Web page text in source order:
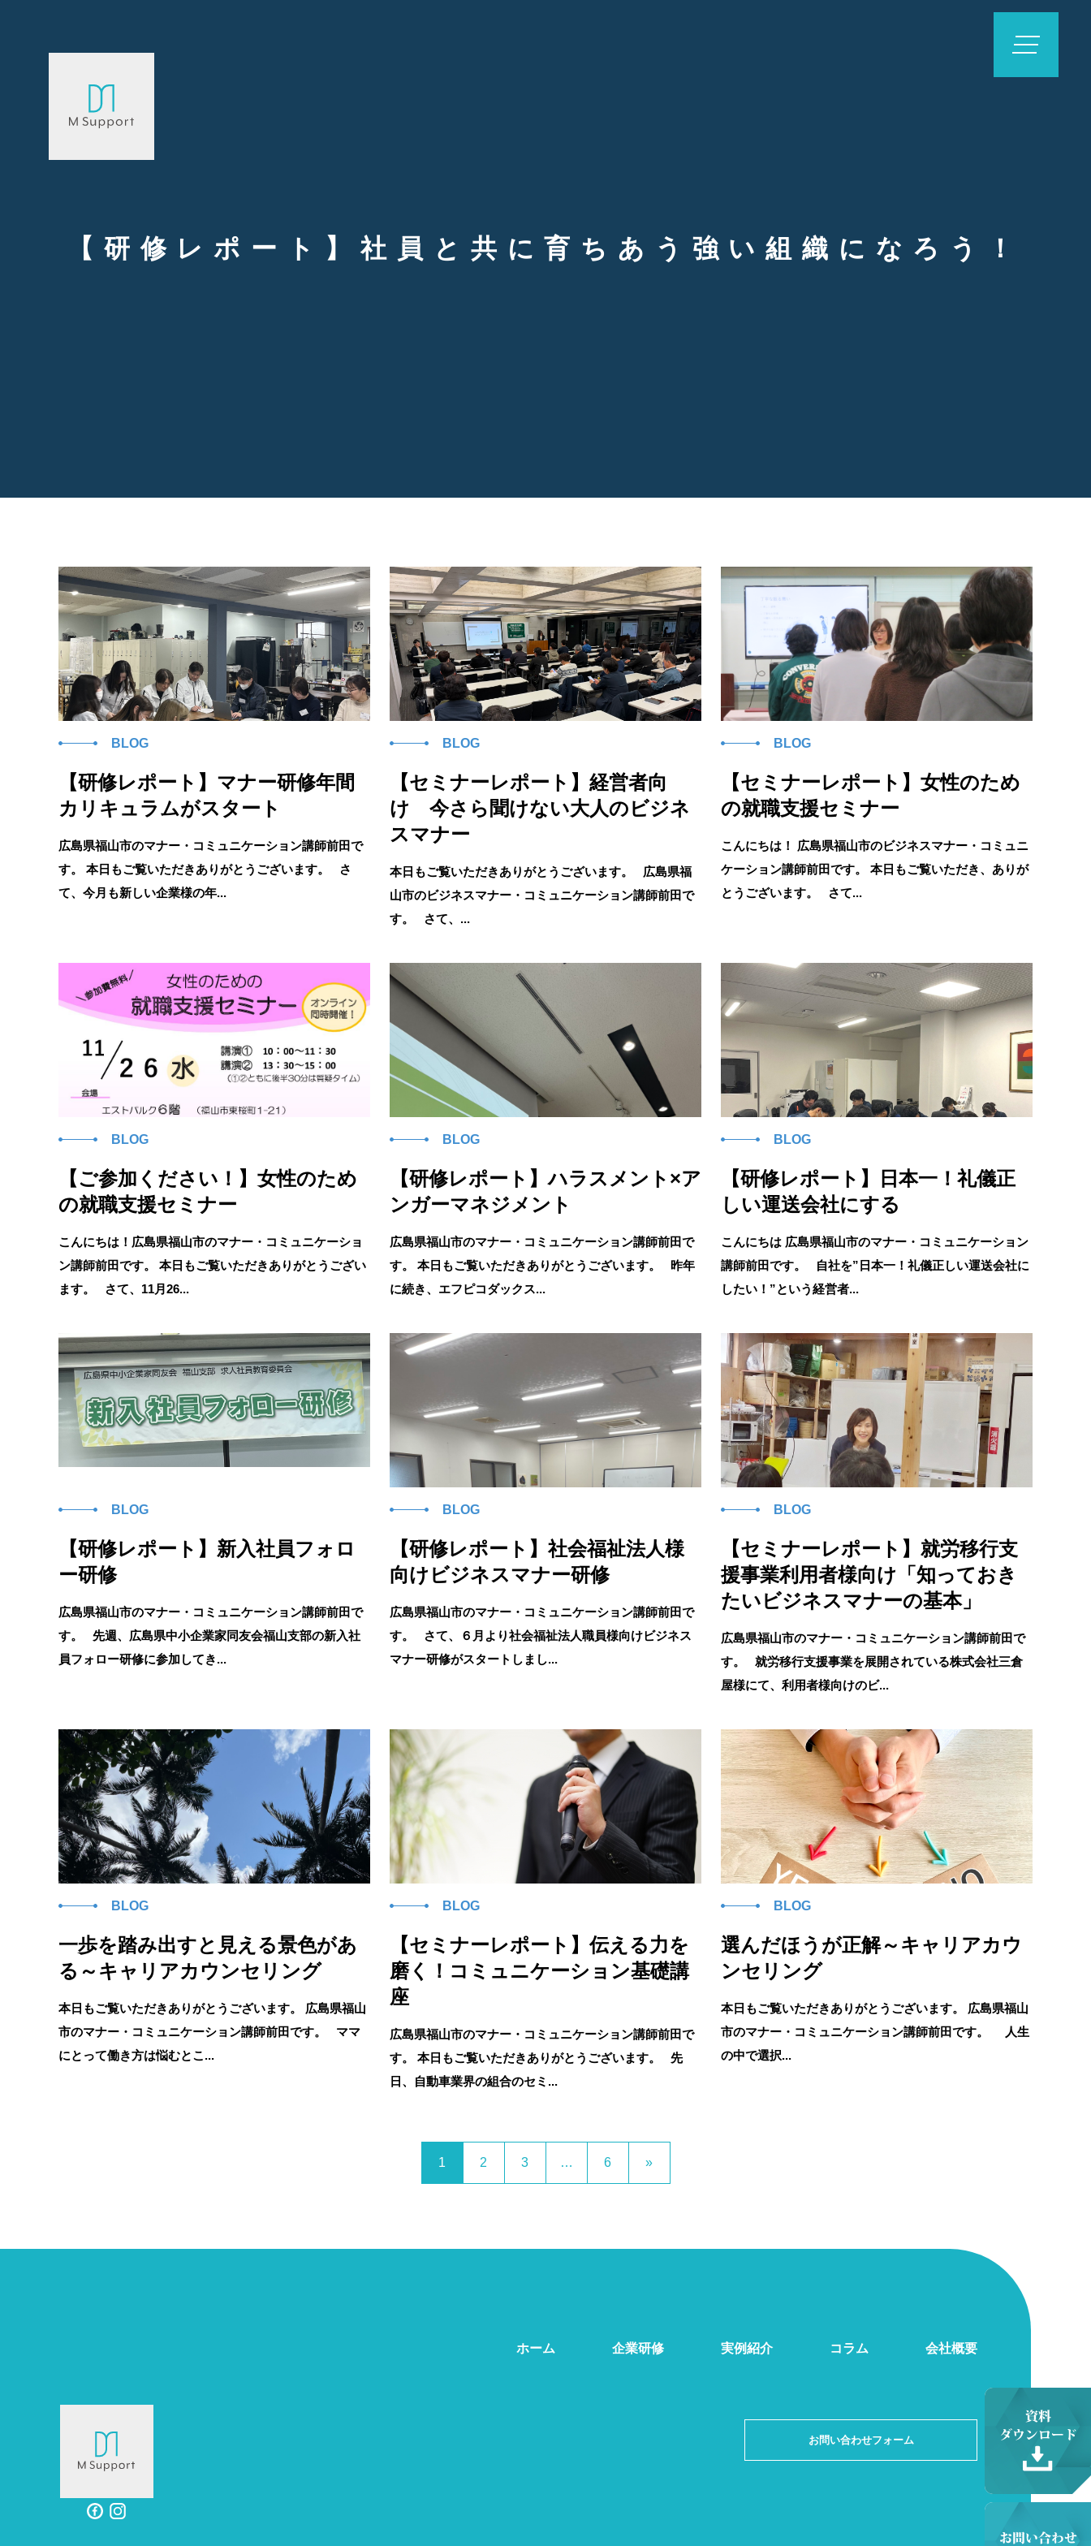
【研修レポート】社員と共に育ちあう強い組織になろう！
BLOG
【研修レポート】マナー研修年間
カリキュラムがスタート
広島県福山市のマナー・コミュニケーション講師前田で
す。 本日もご覧いただきありがとうございます。 さ
て、今月も新しい企業様の年...
BLOG
【セミナーレポート】経営者向
け 今さら聞けない大人のビジネ
スマナー
本日もご覧いただきありがとうございます。 広島県福
山市のビジネスマナー・コミュニケーション講師前田で
す。 さて、...
BLOG
【セミナーレポート】女性のため
の就職支援セミナー
こんにちは！ 広島県福山市のビジネスマナー・コミュニ
ケーション講師前田です。 本日もご覧いただき、ありが
とうございます。 さて...
BLOG
【ご参加ください！】女性のため
の就職支援セミナー
こんにちは！広島県福山市のマナー・コミュニケーショ
ン講師前田です。 本日もご覧いただきありがとうござい
ます。 さて、11月26...
BLOG
【研修レポート】ハラスメント×ア
ンガーマネジメント
広島県福山市のマナー・コミュニケーション講師前田で
す。 本日もご覧いただきありがとうございます。 昨年
に続き、エフピコダックス...
BLOG
【研修レポート】日本一！礼儀正
しい運送会社にする
こんにちは 広島県福山市のマナー・コミュニケーション
講師前田です。 自社を”日本一！礼儀正しい運送会社に
したい！”という経営者...
BLOG
【研修レポート】新入社員フォロ
ー研修
広島県福山市のマナー・コミュニケーション講師前田で
す。 先週、広島県中小企業家同友会福山支部の新入社
員フォロー研修に参加してき...
BLOG
【研修レポート】社会福祉法人様
向けビジネスマナー研修
広島県福山市のマナー・コミュニケーション講師前田で
す。 さて、６月より社会福祉法人職員様向けビジネス
マナー研修がスタートしまし...
BLOG
【セミナーレポート】就労移行支
援事業利用者様向け「知っておき
たいビジネスマナーの基本」
広島県福山市のマナー・コミュニケーション講師前田で
す。 就労移行支援事業を展開されている株式会社三倉
屋様にて、利用者様向けのビ...
BLOG
一歩を踏み出すと見える景色があ
る～キャリアカウンセリング
本日もご覧いただきありがとうございます。 広島県福山
市のマナー・コミュニケーション講師前田です。 ママ
にとって働き方は悩むとこ...
BLOG
【セミナーレポート】伝える力を
磨く！コミュニケーション基礎講
座
広島県福山市のマナー・コミュニケーション講師前田で
す。 本日もご覧いただきありがとうございます。 先
日、自動車業界の組合のセミ...
BLOG
選んだほうが正解～キャリアカウ
ンセリング
本日もご覧いただきありがとうございます。 広島県福山
市のマナー・コミュニケーション講師前田です。 人生
の中で選択...
1 2 3 … 6 »
ホーム 企業研修 実例紹介 コラム 会社概要
お問い合わせフォーム